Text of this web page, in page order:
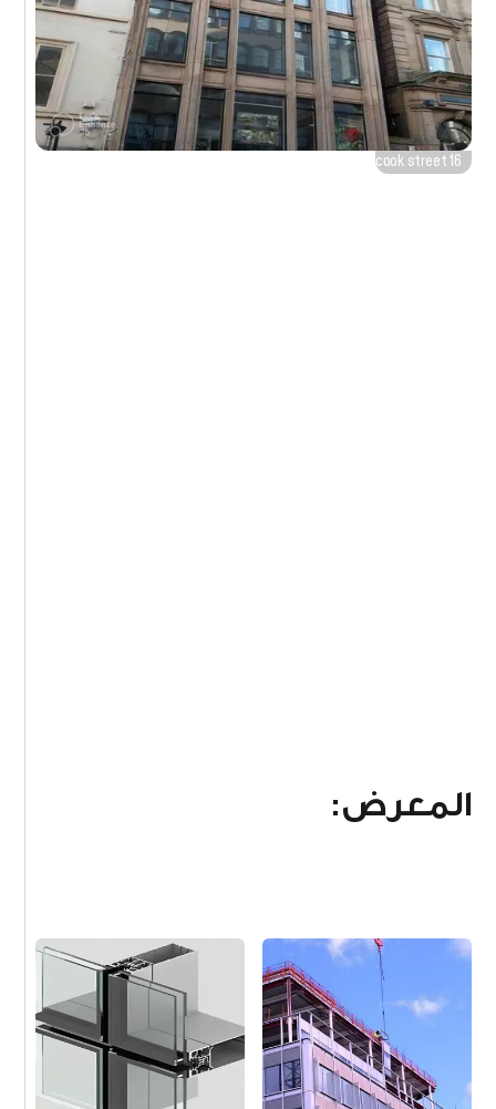
16 cook street
المعرض: